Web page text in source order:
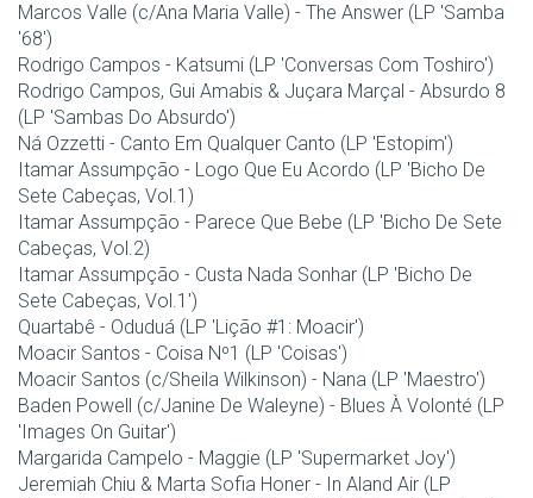
Marcos Valle (c/Ana Maria Valle) - The Answer (LP 'Samba
'68')
Rodrigo Campos - Katsumi (LP 'Conversas Com Toshiro')
Rodrigo Campos, Gui Amabis & Juçara Marçal - Absurdo 8
(LP 'Sambas Do Absurdo')
Ná Ozzetti - Canto Em Qualquer Canto (LP 'Estopim')
Itamar Assumpção - Logo Que Eu Acordo (LP 'Bicho De
Sete Cabeças, Vol.1)
Itamar Assumpção - Parece Que Bebe (LP 'Bicho De Sete
Cabeças, Vol.2)
Itamar Assumpção - Custa Nada Sonhar (LP 'Bicho De
Sete Cabeças, Vol.1')
Quartabê - Oduduá (LP 'Lição #1: Moacir')
Moacir Santos - Coisa Nº1 (LP 'Coisas')
Moacir Santos (c/Sheila Wilkinson) - Nana (LP 'Maestro')
Baden Powell (c/Janine De Waleyne) - Blues À Volonté (LP
'Images On Guitar')
Margarida Campelo - Maggie (LP 'Supermarket Joy')
Jeremiah Chiu & Marta Sofia Honer - In Aland Air (LP